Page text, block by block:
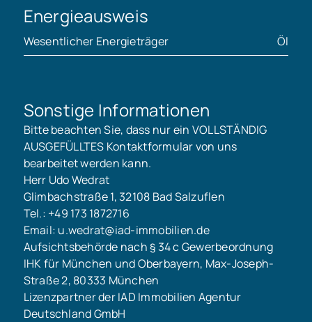
Energieausweis
Wesentlicher Energieträger Öl
Sonstige Informationen
Bitte beachten Sie, dass nur ein VOLLSTÄNDIG
AUSGEFÜLLTES Kontaktformular von uns
bearbeitet werden kann.
Herr Udo Wedrat
Glimbachstraße 1, 32108 Bad Salzuflen
Tel.: +49 173 1872716
Email: u.wedrat@iad-immobilien.de
Aufsichtsbehörde nach § 34 c Gewerbeordnung
IHK für München und Oberbayern, Max-Joseph-
Straße 2, 80333 München
Lizenzpartner der IAD Immobilien Agentur
Deutschland GmbH